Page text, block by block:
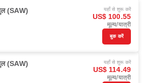
(SAW) यहाँ से शुरू करें
US$ 100.55
मूल्य/यात्री
बुक करें
(SAW) यहाँ से शुरू करें
US$ 114.49
मूल्य/यात्री